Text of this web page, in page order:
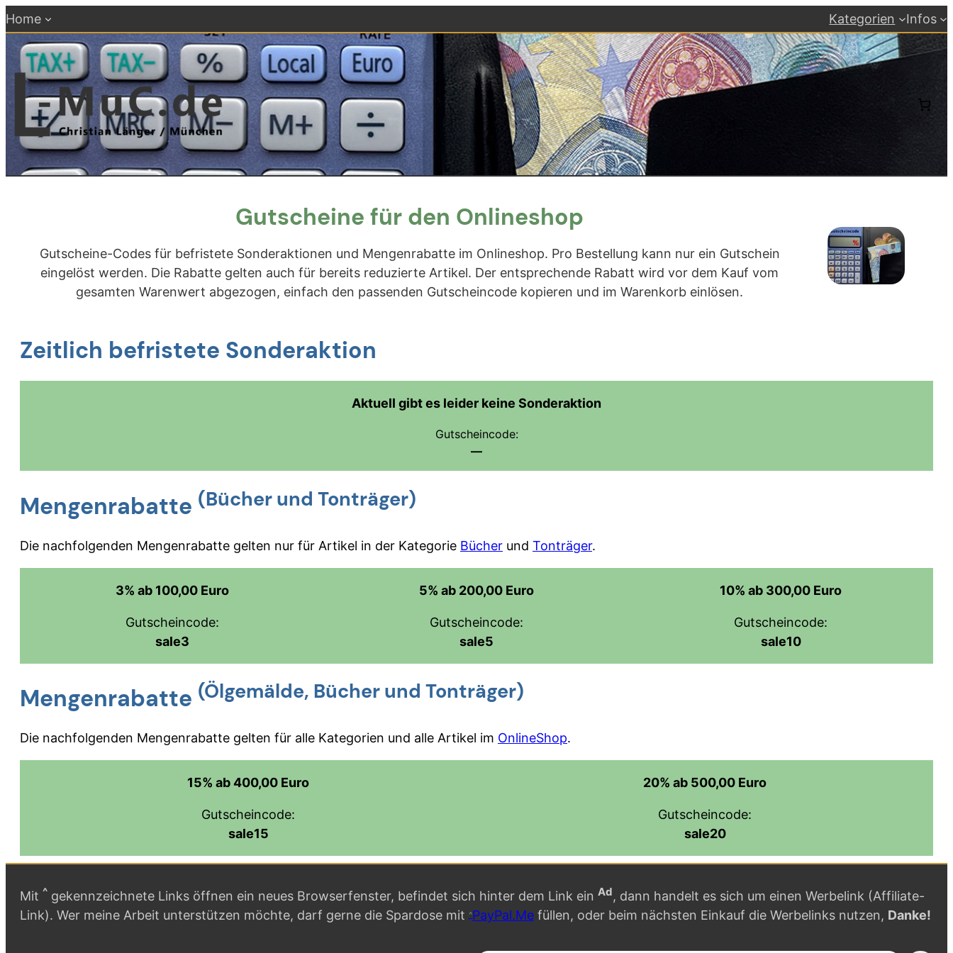
Zum
Inhalt
springen
Home Kategorien Infos
Gutscheine für den Onlineshop
Gutscheine-Codes für befristete Sonderaktionen und Mengenrabatte im Onlineshop. Pro Bestellung kann nur ein Gutschein
eingelöst werden. Die Rabatte gelten auch für bereits reduzierte Artikel. Der entsprechende Rabatt wird vor dem Kauf vom
gesamten Warenwert abgezogen, einfach den passenden Gutscheincode kopieren und im Warenkorb einlösen.
Zeitlich befristete Sonderaktion
Aktuell gibt es leider keine Sonderaktion
Gutscheincode:
—
Mengenrabatte (Bücher und Tonträger)
Die nachfolgenden Mengenrabatte gelten nur für Artikel in der Kategorie Bücher und Tonträger.
3% ab 100,00 Euro
Gutscheincode:
sale3
5% ab 200,00 Euro
Gutscheincode:
sale5
10% ab 300,00 Euro
Gutscheincode:
sale10
Mengenrabatte (Ölgemälde, Bücher und Tonträger)
Die nachfolgenden Mengenrabatte gelten für alle Kategorien und alle Artikel im OnlineShop.
15% ab 400,00 Euro
Gutscheincode:
sale15
20% ab 500,00 Euro
Gutscheincode:
sale20
Mit ^ gekennzeichnete Links öffnen ein neues Browserfenster, befindet sich hinter dem Link ein Ad, dann handelt es sich um einen Werbelink (Affiliate-
Link). Wer meine Arbeit unterstützen möchte, darf gerne die Spardose mit PayPal.Me füllen, oder beim nächsten Einkauf die Werbelinks nutzen, Danke!